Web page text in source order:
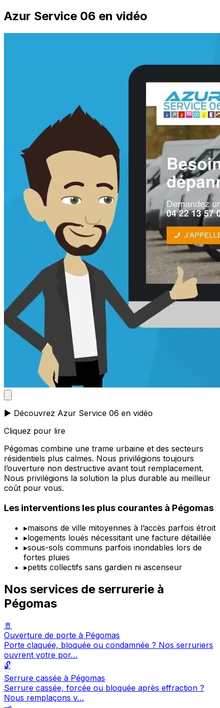
Azur Service 06 en vidéo
▶️ Découvrez Azur Service 06 en vidéo
Cliquez pour lire
Pégomas combine une trame urbaine et des secteurs
résidentiels plus calmes. Nous privilégions toujours
l’ouverture non destructive avant tout remplacement.
Nous privilégions la solution la plus durable au meilleur
coût pour vous.
Les interventions les plus courantes à Pégomas
▸maisons de ville mitoyennes à l’accès parfois étroit
▸logements loués nécessitant une facture détaillée
▸sous-sols communs parfois inondables lors de
fortes pluies
▸petits collectifs sans gardien ni ascenseur
Nos services de serrurerie à
Pégomas
🚪
Ouverture de porte à Pégomas
Porte claquée, bloquée ou condamnée ? Nos serruriers
ouvrent votre por…
🔓
Serrure cassée à Pégomas
Serrure cassée, forcée ou bloquée après effraction ?
Nous remplaçons v…